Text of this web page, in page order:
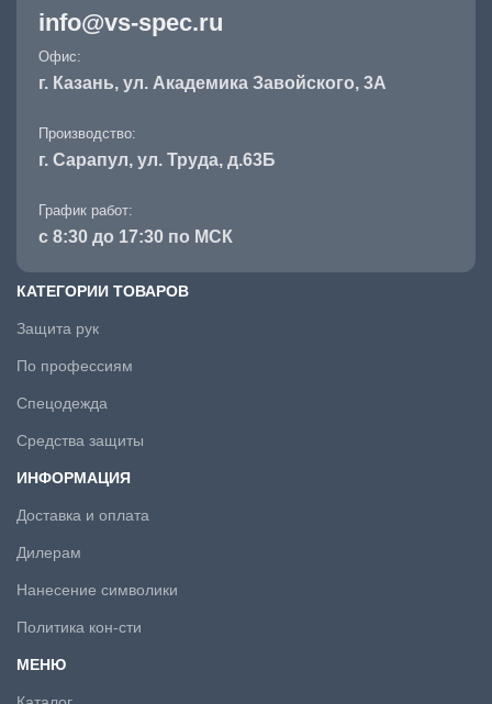
КАТЕГОРИИ ТОВАРОВ
Защита рук
По профессиям
Спецодежда
Средства защиты
ИНФОРМАЦИЯ
Доставка и оплата
Дилерам
Нанесение символики
Политика кон-сти
МЕНЮ
info@vs-spec.ru
Офис:
г. Казань, ул. Академика Завойского, 3А
Производство:
г. Сарапул, ул. Труда, д.63Б
График работ:
с 8:30 до 17:30 по МСК